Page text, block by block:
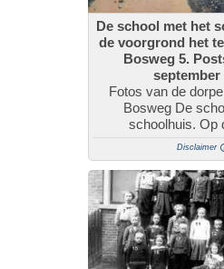
De school met het
de voorgrond het
Bosweg 5.
september
Fotos van de
Bosweg De
schoolhuis. Op
Disclaimer